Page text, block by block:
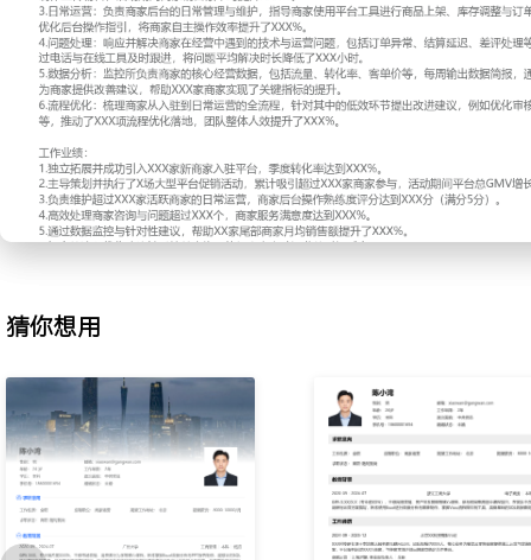
1.商家引入：负责拓展新商家入驻平台，通过电话、拜访等方式与
解平台服务与入驻政策，跟进意向商家完成资料提交与审核流程，
XXX%。
2.活动运营：策划并执行线上促销活动，根据商家品类与季节特点
台系统配置活动页面与优惠券，协调设计制作宣传物料，活动期间
XXX%。
3.日常运营：负责商家后台的日常管理与维护，指导商家使用平台
存调整与订单处理，定期收集商家反馈，优化后台操作指引，将商
XXX%。
时长降低了XXX小时。
数据简报，通过数据波动识别经营问题，为商家提供改善建议，帮
键指标的提升。
6.流程优化：梳理商家从入驻到日常运营的全流程，针对其中的低效
例如优化审核清单、简化活动报名步骤等，推动了XXX项流程优化
升了XXX%。
猜你想用